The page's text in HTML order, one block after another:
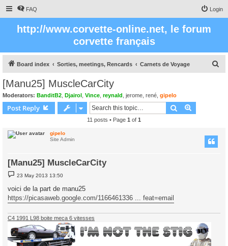
FAQ Login
http://www.corvette-online.net, le forum
corvette français
Board index Sorties, meetings, Rencards Carnets de Voyage
[Manu25] MuscleCarCity
Moderators: BanditB2 Djairol Vince reynald jerome rené gipelo
Post Reply Search
11 posts • Page 1 of 1
gipelo
Site Admin
[Manu25] MuscleCarCity
P
o
s
t
23 May 2013 13:50
voici de la part de manu25
https://picasaweb.google.com/1166461336 ... feat=email
C4 1991 L98 boite meca 6 vitesses